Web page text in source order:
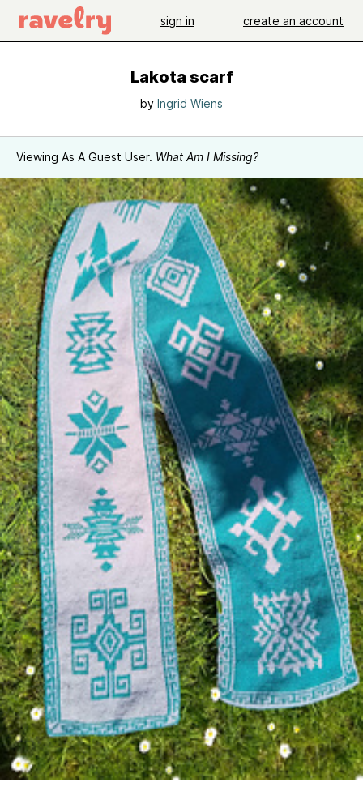
sign in create an account
Lakota scarf
by Ingrid Wiens
Viewing As A Guest User. What Am I Missing?